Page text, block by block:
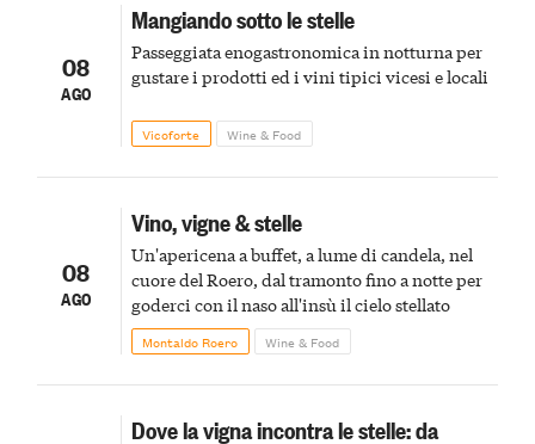
08
AGO
Mangiando sotto le stelle
Passeggiata enogastronomica in notturna per
gustare i prodotti ed i vini tipici vicesi e locali
Vicoforte Wine & Food
08
AGO
Vino, vigne & stelle
Un'apericena a buffet, a lume di candela, nel
cuore del Roero, dal tramonto fino a notte per
goderci con il naso all'insù il cielo stellato
Montaldo Roero Wine & Food
Dove la vigna incontra le stelle: da